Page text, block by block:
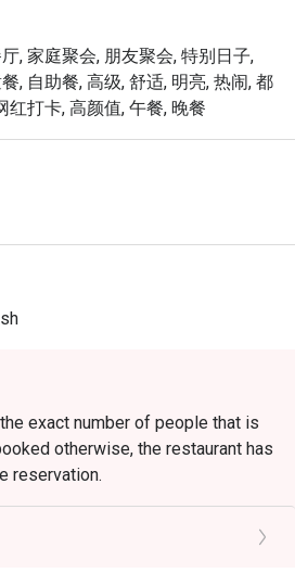
的晚餐，还是悠闲地度过一个美
力都将让您难以忘怀：
验的精湛结晶，将暖心暖胃的传
与丰盛的国际菜肴完美结合。这
餐都像是一场特别的庆典。这里
您在体验马来西亚标志性热情好
风味。
马来西亚风味，与备受欢迎的国
在地特色茶饮、热带风味果汁，以
来自 1850 条评论）
, 家庭聚会, 朋友聚会, 特别日子,
, 自助餐, 高级, 舒适, 明亮, 热闹, 都
红打卡, 高颜值, 午餐, 晚餐
exact number of people that is
otherwise, the restaurant has
reservation.
arrive within 15 mins of the